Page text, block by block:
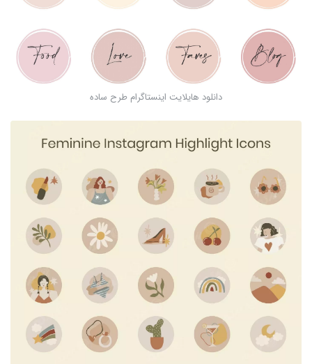
دانلود هایلایت اینستاگرام طرح ساده